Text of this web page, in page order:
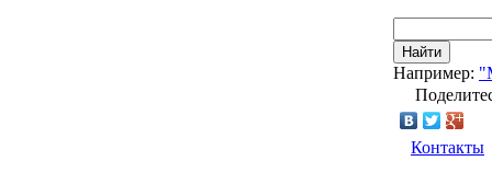
Найти
Например:
Контакты